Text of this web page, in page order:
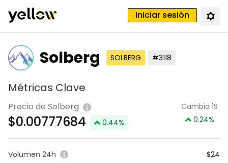
Iniciar sesión
Solberg SOLBERG #3118
Métricas Clave
Precio de Solberg
$0.00777684 0.44%
Cambio 1S
0.24%
Volumen 24h $24